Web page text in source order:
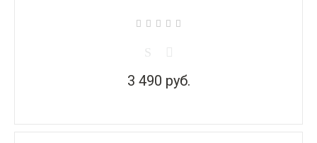
3 490 руб.